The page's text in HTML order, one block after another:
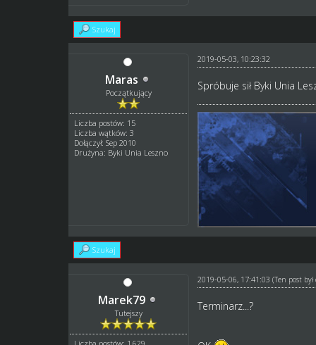
Szukaj
Maras
Początkujący
Liczba postów: 15
Liczba wątków: 3
Dołączył: Sep 2010
Drużyna: Byki Unia Leszno
2019-05-03, 10:23:32
Spróbuje sił Byki Unia
Szukaj
Marek79
Tutejszy
2019-05-06, 17:41:03 (Ten post
Terminarz...?